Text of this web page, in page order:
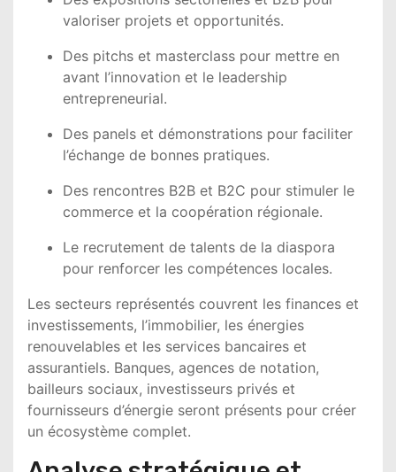
valoriser projets et opportunités.
Des pitchs et masterclass pour mettre en
avant l’innovation et le leadership
entrepreneurial.
Des panels et démonstrations pour faciliter
l’échange de bonnes pratiques.
Des rencontres B2B et B2C pour stimuler le
commerce et la coopération régionale.
Le recrutement de talents de la diaspora
pour renforcer les compétences locales.
Les secteurs représentés couvrent les finances et
investissements, l’immobilier, les énergies
renouvelables et les services bancaires et
assurantiels. Banques, agences de notation,
bailleurs sociaux, investisseurs privés et
fournisseurs d’énergie seront présents pour créer
un écosystème complet.